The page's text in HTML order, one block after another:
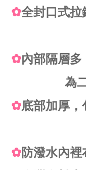
✿全封口式拉
✿內部隔層
為
✿底部加厚
✿防潑水內